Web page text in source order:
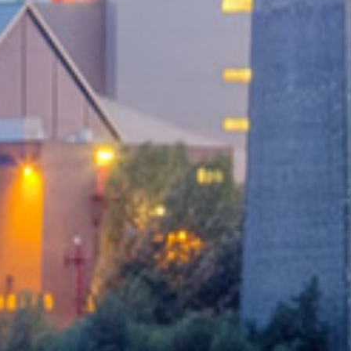
bmv
Gute Nachrichten für alle, die elektrisch unterwegs
sind oder es sein wollen: Das
Elektromobilitätsgesetz soll bis Ende 2035
verlängert werden.⚡️Das Gesetz sorgt dafür, dass
Kommunen E-Autos (& künftig auch E-Bussen & E-
Lkw) im Straßenverkehr Privilegien einräumen
können: bspw. reservierte Parkplätze oder das
Recht, die Bus-Spur zu nutzen. Das
Elektromobilitätsgesetz gibt es seit 2015. Das
Kabinett hat diese Woche unseren Entwurf für die
Reform des Gesetzes beschlossen:
bmv.de/SharedDocs/DE/Pressemit
bmv